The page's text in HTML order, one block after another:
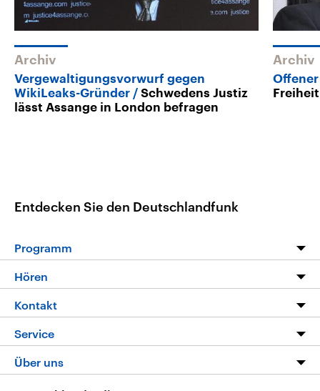
Archiv
Vergewaltigungsvorwurf gegen
WikiLeaks-Gründer
Schwedens Justiz
lässt Assange in London befragen
Archiv
Entdecken Sie den Deutschlandfunk
Programm
Programm
Die Nachrichten
Nachrichtenleicht
Neue Beiträge auf dlf.de
Hören
Livestream
Podcasts
Deutschlandfunk App
Kontakt
Hörerservice
Service
FAQ
Über uns